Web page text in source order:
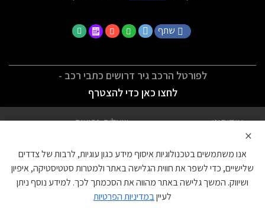
שתף
לפורטל הרכב גיר דרושים כתבי רכב -
לחצו כאן כדי להצטרף
אודותינו
שאלות נפוצות
הצהרת נגישות
צור קשר
עוגיות
×
אנו משתמשים בטכנולוגיות איסוף מידע כגון עוגיות, לרבות של צדדים
שלישיים, כדי לשפר את חווית הגלישה באתר ולמטרות סטטיסטיקה, איפיון
ושיווק. המשך גלישה באתר מהווה את הסכמתך לכך. למידע נוסף ניתן
לעייןבמדיניות הפרטיות